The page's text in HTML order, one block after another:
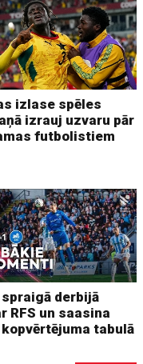
izlase spēles
izrauj uzvaru pār
futbolistiem
spraigā derbijā
RFS un saasina
tabulā